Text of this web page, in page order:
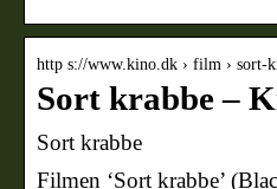
http s://www.kino.dk › film › sort-
Sort krabbe –
Sort krabbe
Filmen ‘Sort krabbe’